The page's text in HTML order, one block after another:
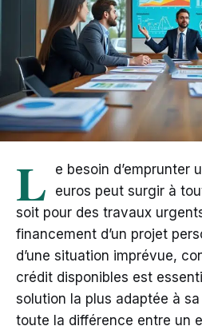
L
e besoin d’emprunter
euros peut surgir à
soit pour des travaux
financement d’un projet
d’une situation imprévue,
crédit disponibles est
solution la plus adaptée à
toute la différence entre un